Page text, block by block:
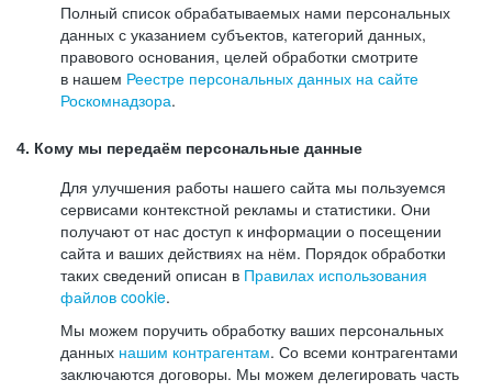
Полный список обрабатываемых нами персональных
данных с указанием субъектов, категорий данных,
правового основания, целей обработки смотрите
в нашем Реестре персональных данных на сайте
Роскомнадзора.
4. Кому мы передаём персональные данные
Для улучшения работы нашего сайта мы пользуемся
сервисами контекстной рекламы и статистики. Они
получают от нас доступ к информации о посещении
сайта и ваших действиях на нём. Порядок обработки
таких сведений описан в Правилах использования
файлов cookie.
Мы можем поручить обработку ваших персональных
данных нашим контрагентам. Со всеми контрагентами
заключаются договоры. Мы можем делегировать часть